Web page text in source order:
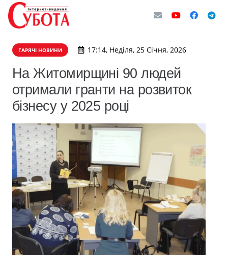
ГАРЯЧІ НОВИНИ 17:14, Неділя, 25 Січня, 2026
На Житомирщині 90 людей
отримали гранти на розвиток
бізнесу у 2025 році